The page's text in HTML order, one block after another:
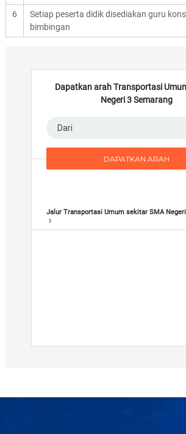
n
6
Setiap peserta didik disediakan guru
bimbingan
Dapatkan arah Transportasi
Negeri 3 Semarang
Jalur Transportasi Umum sekitar SMA